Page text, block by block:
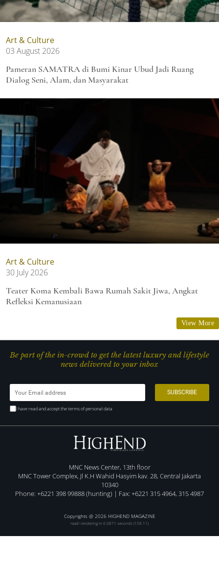
Art & Culture
03 August 2026
Pameran SAMATRA di Bumi Kinar Ubud Jadi Ruang
Dialog Seni, Alam, dan Masyarakat
Art & Culture
30 July 2026
Teater Koma Kembali Bawa Rumah Sakit Jiwa, Angkat
Refleksi Kemanusiaan
View More
Be part of the in-crowd to get the latest luxury and lifestyle
news delivered to your inbox
I have read and accept the terms of personal data
MNC News Center, 13th floor
MNC Tower Complex, Jl K.H Wahid Hasyim kav. 28, Central Jakarta
10340
Phone: +6221 398 99888 (hunting) | Fax: +6221 315 4964, 315 4987
Copyrights @ 2026 HIGHEND MAGAZINE
read/ rendering in 0.0871 seconds (158.11)